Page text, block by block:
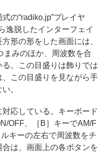
の“radiko.jp”プレイヤ
逸脱したインターフェイ
形の形をした画面には、
まみのほか、周波数を合
。この目盛りは飾りでは
この目盛りを見ながら手
。
応している。キーボード
OFF、［B］キーでAM/F
キーの左右で周波数をチ
は、画面上の各ボタンを